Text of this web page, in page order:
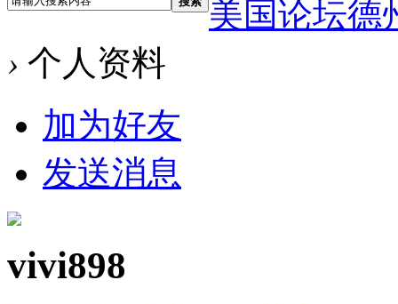
美国论坛德
› 个人资料
加为好友
发送消息
vivi898